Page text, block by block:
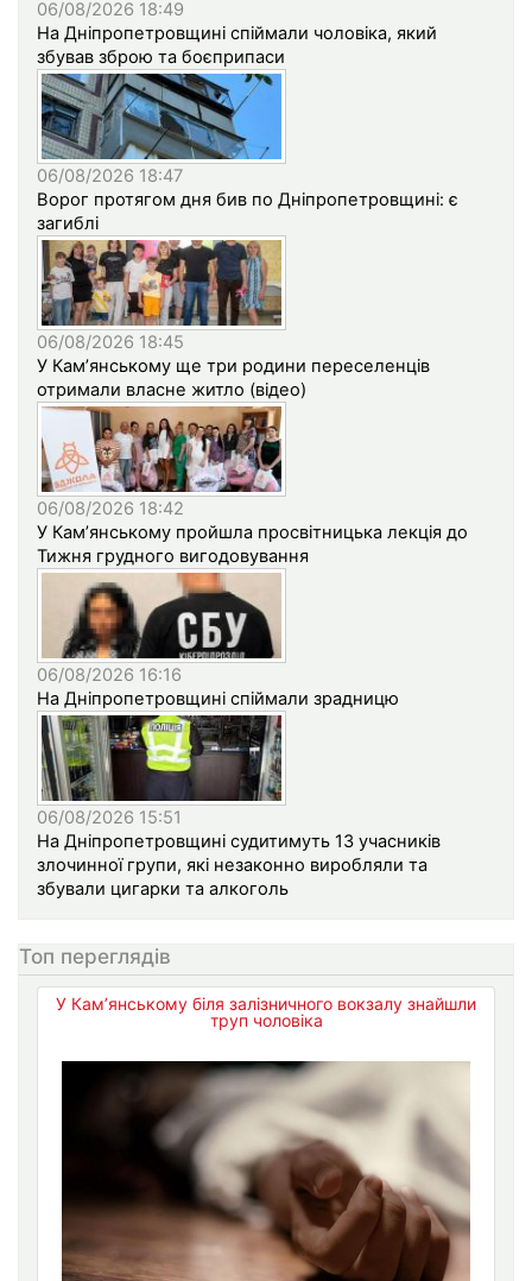
06/08/2026 18:49
На Дніпропетровщині спіймали чоловіка, який
збував зброю та боєприпаси
06/08/2026 18:47
Ворог протягом дня бив по Дніпропетровщині: є
загиблі
06/08/2026 18:45
У Кам’янському ще три родини переселенців
отримали власне житло (відео)
06/08/2026 18:42
У Кам’янському пройшла просвітницька лекція до
Тижня грудного вигодовування
06/08/2026 16:16
На Дніпропетровщині спіймали зрадницю
06/08/2026 15:51
На Дніпропетровщині судитимуть 13 учасників
злочинної групи, які незаконно виробляли та
збували цигарки та алкоголь
Топ переглядів
У Кам’янському біля залізничного вокзалу знайшли
труп чоловіка